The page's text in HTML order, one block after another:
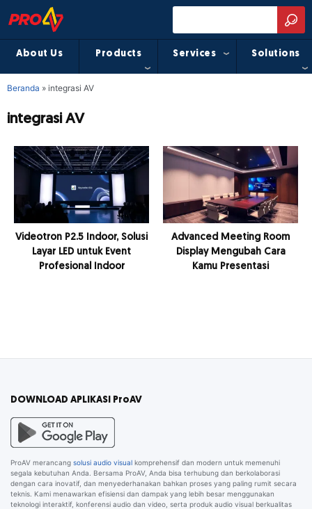
About Us Products Services Solutions
Beranda » integrasi AV
integrasi AV
Videotron P2.5 Indoor, Solusi
Layar LED untuk Event
Profesional Indoor
Advanced Meeting Room
Display Mengubah Cara
Kamu Presentasi
DOWNLOAD APLIKASI ProAV
ProAV merancang solusi audio visual komprehensif dan modern untuk memenuhi
segala kebutuhan Anda. Bersama ProAV, Anda bisa terhubung dan berkolaborasi
dengan cara inovatif, dan menyederhanakan bahkan proses yang paling rumit secara
teknis. Kami menawarkan efisiensi dan dampak yang lebih besar menggunakan
teknologi interaktif, konferensi audio dan video, serta produk audio visual berkualitas